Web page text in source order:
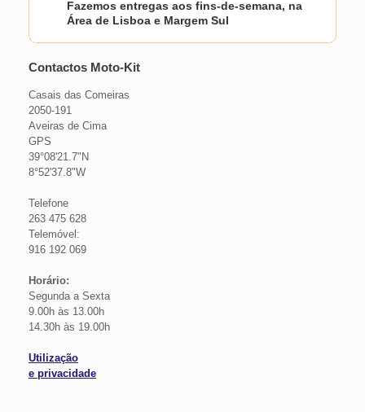
Fazemos entregas aos fins-de-semana, na
Área de Lisboa e Margem Sul
Contactos Moto-Kit
Casais das Comeiras
2050-191
Aveiras de Cima
GPS
39°08'21.7"N
8°52'37.8"W
Telefone
263 475 628
Telemóvel:
916 192 069
Horário:
Segunda a Sexta
9.00h às 13.00h
14.30h às 19.00h
Utilização
e privacidade